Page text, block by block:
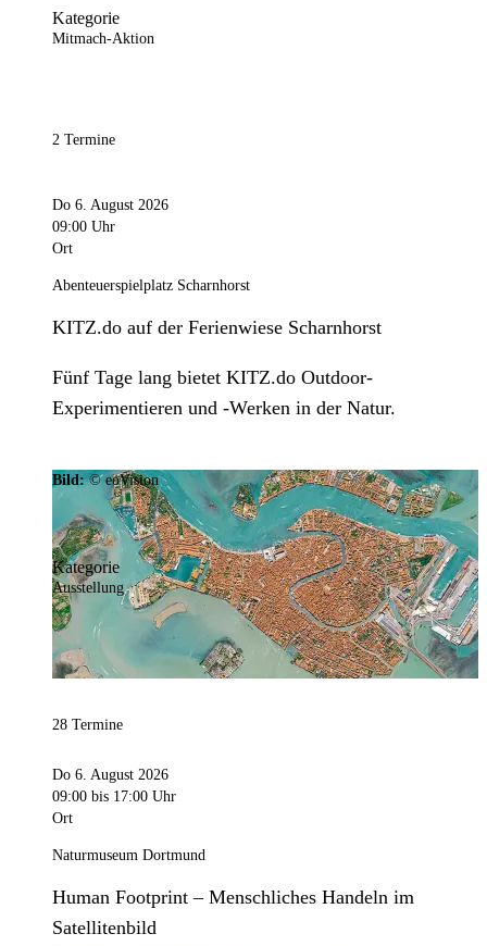
Kategorie
Mitmach-Aktion
2 Termine
Do 6. August 2026
09:00 Uhr
Ort
Abenteuerspielplatz Scharnhorst
KITZ.do auf der Ferienwiese Scharnhorst
Fünf Tage lang bietet KITZ.do Outdoor-
Experimentieren und -Werken in der Natur.
Bild:© eoVision
Kategorie
Ausstellung
28 Termine
Do 6. August 2026
09:00 bis 17:00 Uhr
Ort
Naturmuseum Dortmund
Human Footprint – Menschliches Handeln im
Satellitenbild